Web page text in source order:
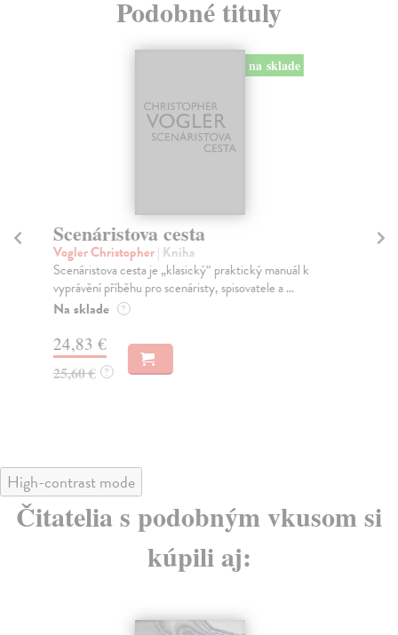
Podobné tituly
na sklade
Scenáristova cesta
Vogler Christopher| Kniha
Scenáristova cesta je „klasický“ praktický manuál k
vyprávění příběhu pro scenáristy, spisovatele a ...
Na sklade ?
24,83 €
25,60 € ?
High-contrast mode
Čitatelia s podobným vkusom si
kúpili aj: